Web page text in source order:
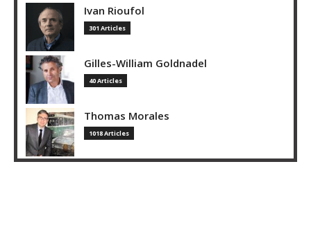
Ivan Rioufol
301 Articles
Gilles-William Goldnadel
40 Articles
Thomas Morales
1018 Articles